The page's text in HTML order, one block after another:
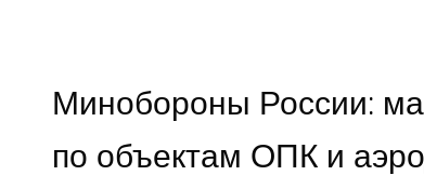
Минобороны России:
по объектам ОПК и